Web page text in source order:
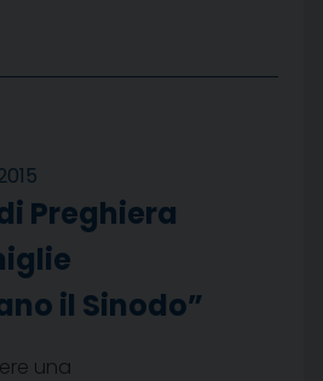
Preghiera
il Sinodo”
una